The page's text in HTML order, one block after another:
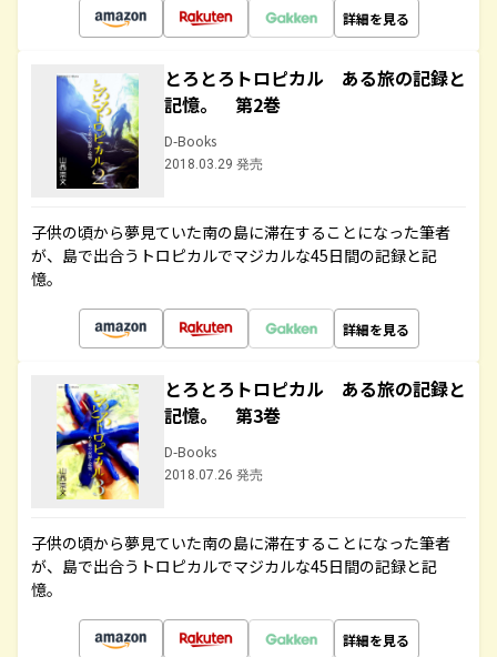
詳細を見る
とろとろトロピカル ある旅の記録と
記憶。 第2巻
D-Books
2018.03.29 発売
子供の頃から夢見ていた南の島に滞在することになった筆者
が、島で出合うトロピカルでマジカルな45日間の記録と記
憶。
詳細を見る
とろとろトロピカル ある旅の記録と
記憶。 第3巻
D-Books
2018.07.26 発売
子供の頃から夢見ていた南の島に滞在することになった筆者
が、島で出合うトロピカルでマジカルな45日間の記録と記
憶。
詳細を見る